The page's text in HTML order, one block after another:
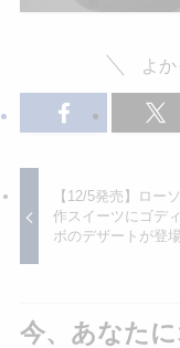
よ
【12/5発売】ロー
作スイーツにゴデ
ボのデザートが登場
今、あなた